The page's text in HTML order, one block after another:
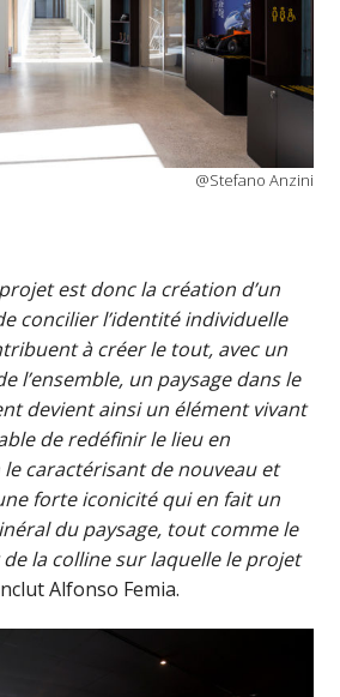
@Stefano Anzini
est donc la création d’un
concilier l’identité individuelle
à créer le tout, avec un
l’ensemble, un paysage dans le
devient ainsi un élément vivant
de redéfinir le lieu en
le caractérisant de nouveau et
forte iconicité qui en fait un
du paysage, tout comme le
la colline sur laquelle le projet
Alfonso Femia.